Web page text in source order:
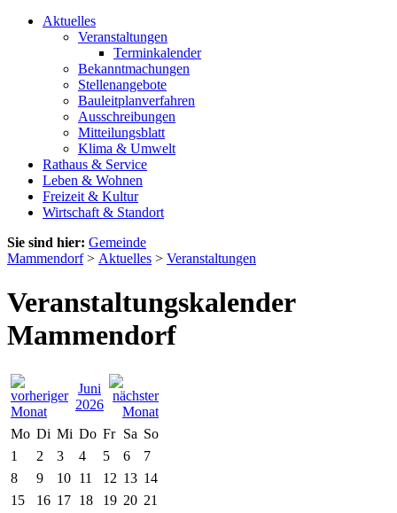
Aktuelles
Veranstaltungen
Terminkalender
Bekanntmachungen
Stellenangebote
Bauleitplanverfahren
Ausschreibungen
Mitteilungsblatt
Klima & Umwelt
Rathaus & Service
Leben & Wohnen
Freizeit & Kultur
Wirtschaft & Standort
Sie sind hier: Gemeinde
Mammendorf> Aktuelles > Veranstaltungen
Veranstaltungskalender
Mammendorf
Juni
2026
Mo Di Mi Do Fr Sa So
1
2 3 4 5 6
7
8
9 10 11 12 13 14
15
16 17 18 19 20 21